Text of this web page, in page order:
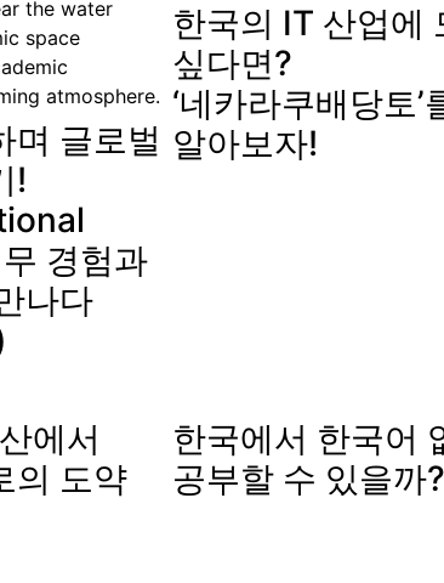
며 글로벌
!
경험과
나다
한국의 IT 산업에
싶다면?
‘네카라쿠배당토’
알아보자!
에서
의 도약
한국에서 한국어
공부할 수 있을까?